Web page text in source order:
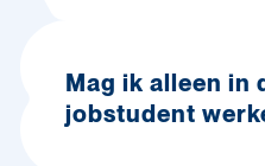
Mag ik alleen in
jobstudent